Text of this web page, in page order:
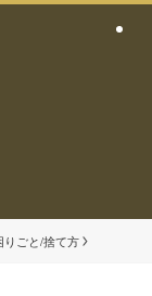
りごと/捨て方